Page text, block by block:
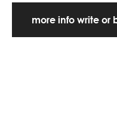
more info write